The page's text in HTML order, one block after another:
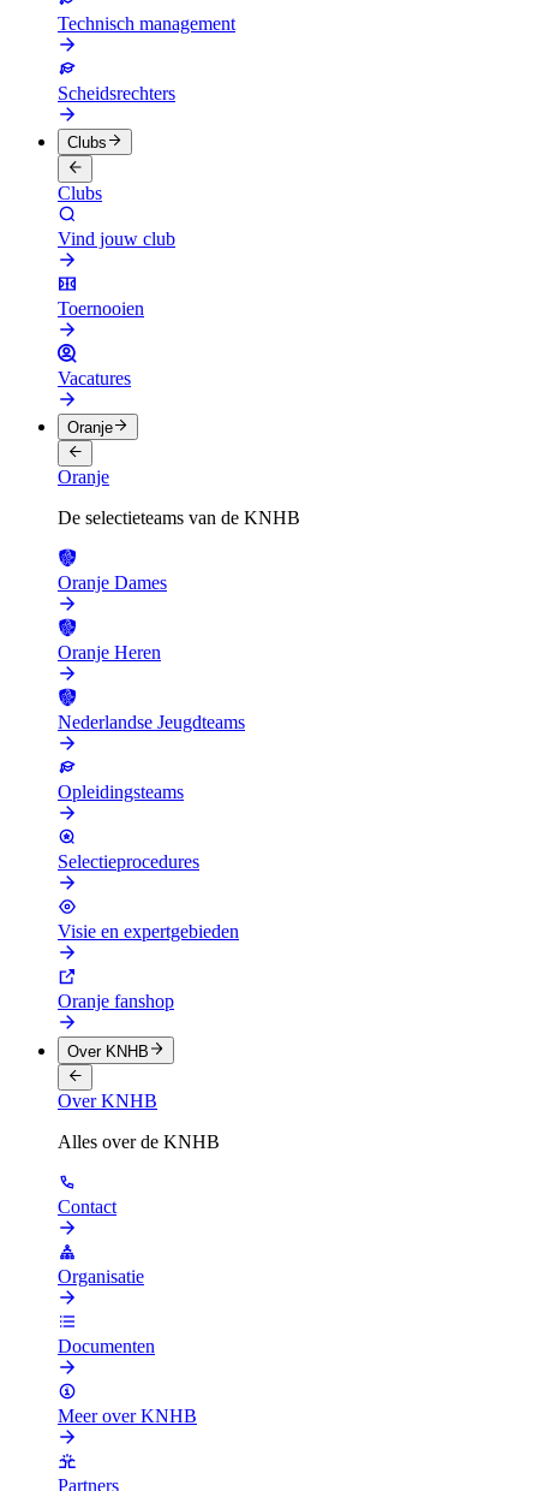
Technisch management
Scheidsrechters
Clubs
Clubs
Vind jouw club
Toernooien
Vacatures
Oranje
Oranje
De selectieteams van de KNHB
Oranje Dames
Oranje Heren
Nederlandse Jeugdteams
Opleidingsteams
Selectieprocedures
Visie en expertgebieden
Oranje fanshop
Over KNHB
Over KNHB
Alles over de KNHB
Contact
Organisatie
Documenten
Meer over KNHB
Partners